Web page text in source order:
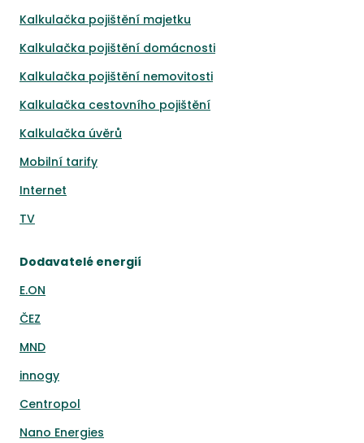
Kalkulačka pojištění majetku
Kalkulačka pojištění domácnosti
Kalkulačka pojištění nemovitosti
Kalkulačka cestovního pojištění
Kalkulačka úvěrů
Mobilní tarify
Internet
TV
Dodavatelé energií
E.ON
ČEZ
MND
innogy
Centropol
Nano Energies